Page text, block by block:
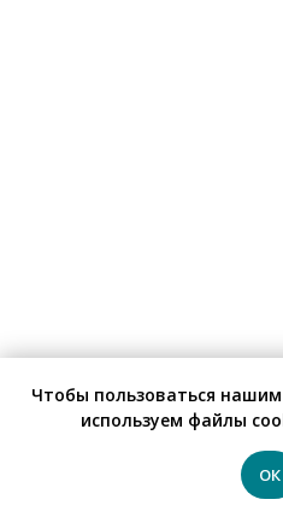
порядку для
Чтобы пользоваться
используем файлы
ОК